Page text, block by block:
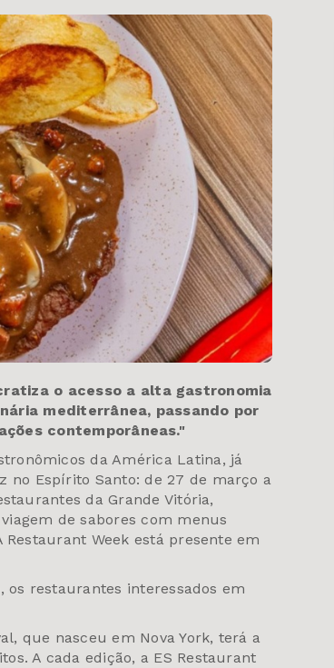
o acesso a alta gastronomia
mediterrânea, passando por
contemporâneas.​"
da América Latina, já
no Espírito Santo: de 27 de março a
da Grande Vitória,
de sabores com menus
Week está presente em
os restaurantes interessados em
que nasceu em Nova York, terá a
A cada edição, a ES Restaurant